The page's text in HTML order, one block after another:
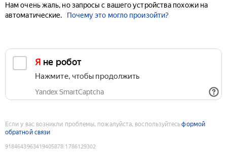
Нам очень жаль, но запросы с вашего устройства похожи на
автоматические.
Почему это могло произойти?
Я не робот
Нажмите, чтобы продолжить
Yandex SmartCaptcha
Если у вас возникли проблемы, пожалуйста, воспользуйтесьформой
обратной связи
9184643963419405878:1786129302